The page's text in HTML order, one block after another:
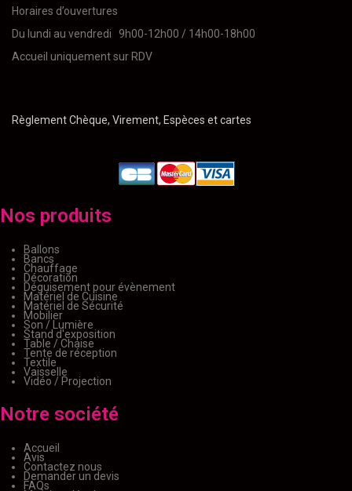
Horaires d’ouvertures
Du lundi au vendredi 9h00-12h00 / 14h00-18h00
Accueil uniquement sur RDV
Règlement Chèque, Virement, Espèces et cartes
Nos produits
Ballons
Bancs
Chauffage
Décoration
Déguisement pour évènement
Matériel de Cuisine
Matériel de Sécurité
Mobilier
Son / Lumière
Stand d'exposition
Table / Chaise
Tente de réception
Textile
Vaisselle
Vidéo / Projection
Notre société
Accueil
Avis
Contactez nous
Demander un devis
FAQs